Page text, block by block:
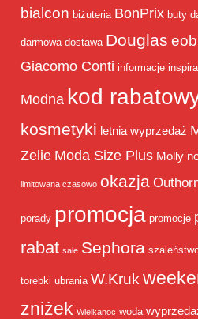
bialcon biżuteria BonPrix buty
darmowa dostawa Douglas
Giacomo Conti informacje
Modna kod
kosmetyki letnia wyprzedaż
Zelie Moda Size Plus Molly
limitowana czasowo okazja
porady promocja promocje
rabat sale Sephora
torebki ubrania W.Kruk
zniżek Wielkanoc woda